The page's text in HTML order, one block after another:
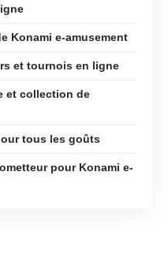
Konami e-amusement
et tournois en ligne
et collection de
tous les goûts
pour Konami e-